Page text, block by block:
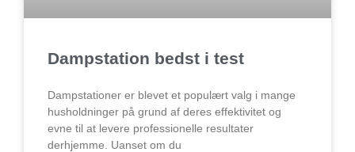
Dampstation bedst i test
Dampstationer er blevet et populært valg i mange
husholdninger på grund af deres effektivitet og
evne til at levere professionelle resultater
derhjemme. Uanset om du